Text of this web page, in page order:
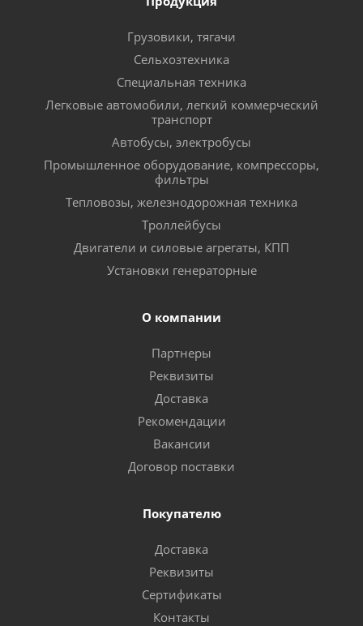
Грузовики, тягачи
Сельхозтехника
Специальная техника
Легковые автомобили, легкий коммерческий
транспорт
Автобусы, электробусы
Промышленное оборудование, компрессоры,
фильтры
Тепловозы, железнодорожная техника
Троллейбусы
Двигатели и силовые агрегаты, КПП
Установки генераторные
О компании
Партнеры
Реквизиты
Доставка
Рекомендации
Вакансии
Договор поставки
Покупателю
Доставка
Реквизиты
Сертификаты
Контакты